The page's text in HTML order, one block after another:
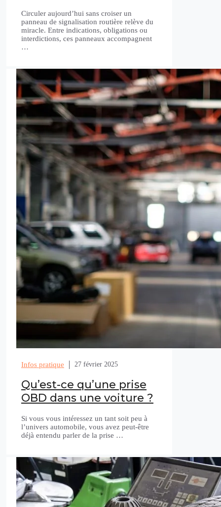
Circuler aujourd’hui sans croiser un
panneau de signalisation routière relève du
miracle. Entre indications, obligations ou
interdictions, ces panneaux accompagnent
…
Infos pratique 27 février 2025
Qu’est-ce qu’une prise
OBD dans une voiture ?
Si vous vous intéressez un tant soit peu à
l’univers automobile, vous avez peut-être
déjà entendu parler de la prise …